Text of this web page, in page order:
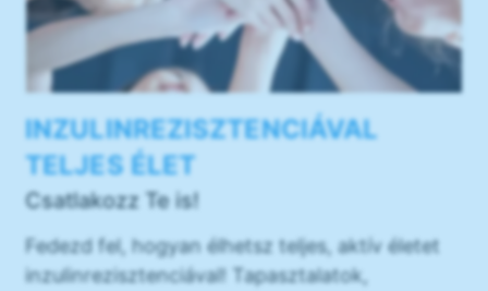
INZULINREZISZTENCIÁVAL
TELJES ÉLET
Csatlakozz Te is!
Fedezd fel, hogyan élhetsz teljes, aktív életet
inzulinrezisztenciával! Tapasztalatok,